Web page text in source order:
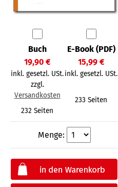
Buch
19,90 €
inkl. gesetzl. USt.
zzgl.
Versandkosten
232 Seiten
E-Book (PDF)
15,99 €
inkl. gesetzl. USt.
233 Seiten
Menge: